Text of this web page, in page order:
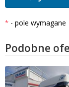
- pole wymagane
Podobne